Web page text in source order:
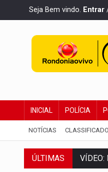
Seja Bem vindo. Entrar
INICIAL POLÍCIA
NOTÍCIAS
ÚLTIMAS VÍDEO: